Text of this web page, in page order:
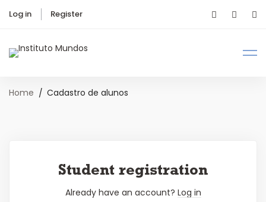
Log in Register
Home Cadastro de alunos
Student registration
Already have an account? Log in